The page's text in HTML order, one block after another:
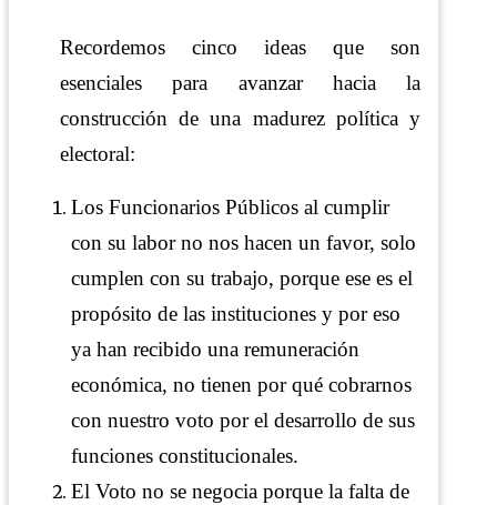
Recordemos cinco ideas que son
esenciales para avanzar hacia la
construcción de una madurez política y
electoral:
Los Funcionarios Públicos al cumplir
con su labor no nos hacen un favor, solo
cumplen con su trabajo, porque ese es el
propósito de las instituciones y por eso
ya han recibido una remuneración
económica, no tienen por qué cobrarnos
con nuestro voto por el desarrollo de sus
funciones constitucionales.
El Voto no se negocia porque la falta de